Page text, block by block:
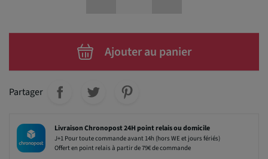
Ajouter au panier
Partager
Livraison Chronopost 24H point relais ou domicile
J+1 Pour toute commande avant 14h (hors WE et jours fériés)
Offert en point relais à partir de 79€ de commande